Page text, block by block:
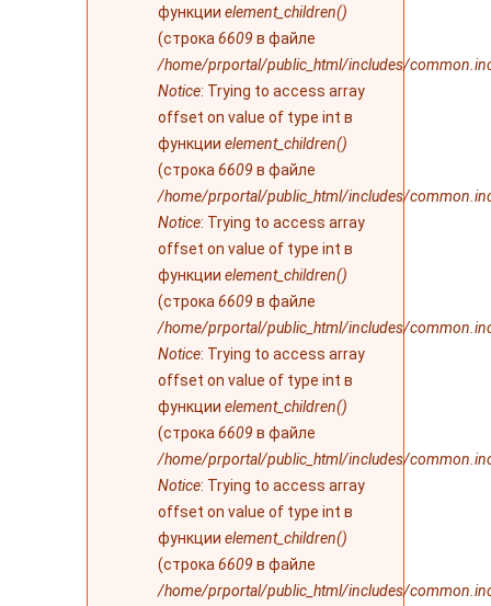
функции element_children()
(строка 6609 в файле
/home/prportal/public_html/includes/
Notice: Trying to access array
offset on value of type int в
функции element_children()
(строка 6609 в файле
/home/prportal/public_html/includes/
Notice: Trying to access array
offset on value of type int в
функции element_children()
(строка 6609 в файле
/home/prportal/public_html/includes/
Notice: Trying to access array
offset on value of type int в
функции element_children()
(строка 6609 в файле
/home/prportal/public_html/includes/
Notice: Trying to access array
offset on value of type int в
функции element_children()
(строка 6609 в файле
/home/prportal/public_html/includes/